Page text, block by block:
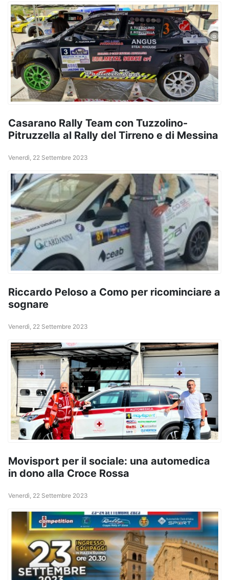
Casarano Rally Team con Tuzzolino-
Pitruzzella al Rally del Tirreno e di Messina
Venerdì, 22 Settembre 2023
Riccardo Peloso a Como per ricominciare a
sognare
Venerdì, 22 Settembre 2023
Movisport per il sociale: una automedica
in dono alla Croce Rossa
Venerdì, 22 Settembre 2023